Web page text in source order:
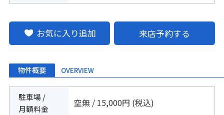
お気に入り追加 来店予約する
物件概要 OVERVIEW
駐車場 /
月額料金
空無 / 15,000円 (税込)